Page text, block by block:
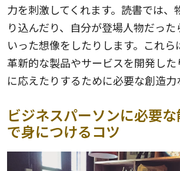
力を刺激してくれます。読書では、
り込んだり、自分が登場人物だった
いった想像をしたりします。これら
革新的な製品やサービスを開発した
に応えたりするために必要な創造力
ビジネスパーソンに必要
で身につけるコツ